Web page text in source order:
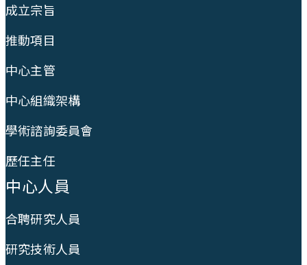
成立宗旨
推動項目
中心主管
中心組織架構
學術諮詢委員會
歷任主任
中心人員
合聘研究人員
研究技術人員